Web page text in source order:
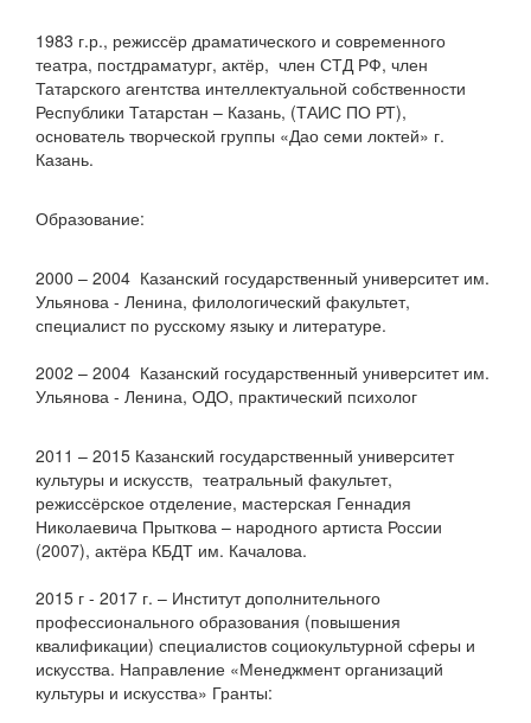
1983 г.р., режиссёр драматического и современного
театра, постдраматург, актёр, член СТД РФ, член
Татарского агентства интеллектуальной собственности
Республики Татарстан – Казань, (ТАИС ПО РТ),
основатель творческой группы «Дао семи локтей» г.
Казань.
Образование:
2000 – 2004 Казанский государственный университет им.
Ульянова - Ленина, филологический факультет,
специалист по русскому языку и литературе.
2002 – 2004 Казанский государственный университет им.
Ульянова - Ленина, ОДО, практический психолог
2011 – 2015 Казанский государственный университет
культуры и искусств, театральный факультет,
режиссёрское отделение, мастерская Геннадия
Николаевича Прыткова – народного артиста России
(2007), актёра КБДТ им. Качалова.
2015 г - 2017 г. – Институт дополнительного
профессионального образования (повышения
квалификации) специалистов социокультурной сферы и
искусства. Направление «Менеджмент организаций
культуры и искусства» Гранты: